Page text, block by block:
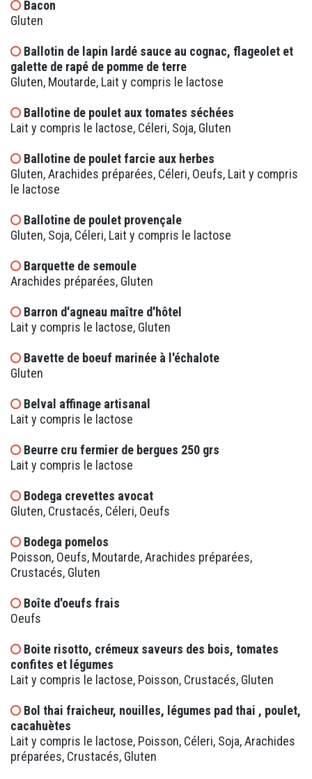
Bacon
Gluten
Ballotin de lapin lardé sauce au cognac, flageolet et
galette de rapé de pomme de terre
Gluten, Moutarde, Lait y compris le lactose
Ballotine de poulet aux tomates séchées
Lait y compris le lactose, Céleri, Soja, Gluten
Ballotine de poulet farcie aux herbes
Gluten, Arachides préparées, Céleri, Oeufs, Lait y compris
le lactose
Ballotine de poulet provençale
Gluten, Soja, Céleri, Lait y compris le lactose
Barquette de semoule
Arachides préparées, Gluten
Barron d'agneau maître d'hôtel
Lait y compris le lactose, Gluten
Bavette de boeuf marinée à l'échalote
Gluten
Belval affinage artisanal
Lait y compris le lactose
Beurre cru fermier de bergues 250 grs
Lait y compris le lactose
Bodega crevettes avocat
Gluten, Crustacés, Céleri, Oeufs
Bodega pomelos
Poisson, Oeufs, Moutarde, Arachides préparées,
Crustacés, Gluten
Boîte d'oeufs frais
Oeufs
Boite risotto, crémeux saveurs des bois, tomates
confites et légumes
Lait y compris le lactose, Poisson, Crustacés, Gluten
Bol thai fraicheur, nouilles, légumes pad thai , poulet,
cacahuètes
Lait y compris le lactose, Poisson, Céleri, Soja, Arachides
préparées, Crustacés, Gluten